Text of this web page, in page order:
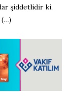
şiddetlidir ki,
(…)